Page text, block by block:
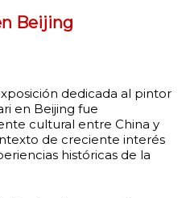
Beijing
dedicada al pintor
en Beijing fue
cultural entre China y
de creciente interés
históricas de la